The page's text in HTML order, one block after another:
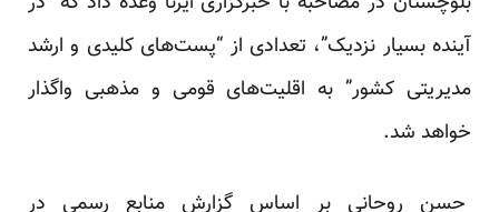
آینده بسیار نزدیک”، تعدادی از “پست‌های کلیدی و ارشد
مدیریتی کشور” به اقلیت‌های قومی و مذهبی واگذار
خواهد شد.
حسن روحانی بر اساس گزارش منابع رسمی در